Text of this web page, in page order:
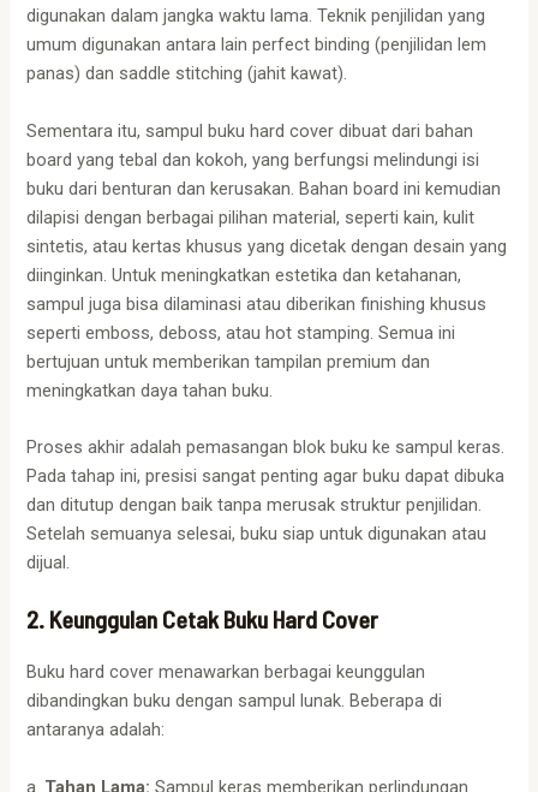
digunakan dalam jangka waktu lama. Teknik penjilidan yang
umum digunakan antara lain perfect binding (penjilidan lem
panas) dan saddle stitching (jahit kawat).
Sementara itu, sampul buku hard cover dibuat dari bahan
board yang tebal dan kokoh, yang berfungsi melindungi isi
buku dari benturan dan kerusakan. Bahan board ini kemudian
dilapisi dengan berbagai pilihan material, seperti kain, kulit
sintetis, atau kertas khusus yang dicetak dengan desain yang
diinginkan. Untuk meningkatkan estetika dan ketahanan,
sampul juga bisa dilaminasi atau diberikan finishing khusus
seperti emboss, deboss, atau hot stamping. Semua ini
bertujuan untuk memberikan tampilan premium dan
meningkatkan daya tahan buku.
Proses akhir adalah pemasangan blok buku ke sampul keras.
Pada tahap ini, presisi sangat penting agar buku dapat dibuka
dan ditutup dengan baik tanpa merusak struktur penjilidan.
Setelah semuanya selesai, buku siap untuk digunakan atau
dijual.
2. Keunggulan Cetak Buku Hard Cover
Buku hard cover menawarkan berbagai keunggulan
dibandingkan buku dengan sampul lunak. Beberapa di
antaranya adalah:
a. Tahan Lama: Sampul keras memberikan perlindungan